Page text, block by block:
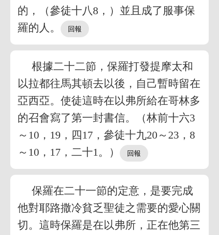
的，（參徒十八8，）並且成了服事保
羅的人。
根據二十二節，保羅打發提摩太和
以拉都往馬其頓去以後，自己暫時留在
亞西亞。使徒這時在以弗所給在哥林多
的召會寫了第一封書信。（林前十六3
～10，19，四17，參徒十九20～23，8
～10，17，二十1。）
保羅在二十一節的定意，是要完成
他對耶路撒冷貧乏聖徒之需要的愛心關
切。這時保羅是在以弗所，正在他第三